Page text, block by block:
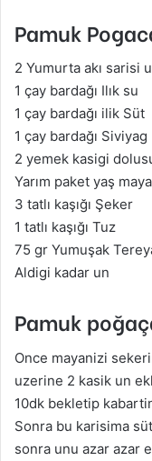
Pamuk
2 Yumurta akı sarisi
1 çay bardağı Ilık su
1 çay bardağı ilik Süt
1 çay bardağı Siviyag
2 yemek kasigi
Yarım paket yaş
3 tatlı kaşığı Şeker
1 tatlı kaşığı Tuz
75 gr Yumuşak
Aldigi kadar un
Pamuk
Once mayanizi
uzerine 2 kasik un
10dk bekletip
Sonra bu karisima
sonra unu azar azar